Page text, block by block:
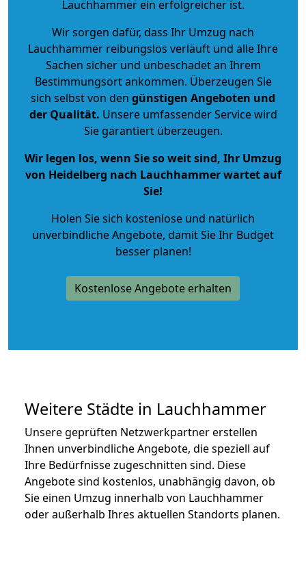
Lauchhammer ein erfolgreicher ist.
Wir sorgen dafür, dass Ihr Umzug nach
Lauchhammer reibungslos verläuft und alle Ihre
Sachen sicher und unbeschadet an Ihrem
Bestimmungsort ankommen. Überzeugen Sie
sich selbst von den günstigen Angeboten und
der Qualität. Unsere umfassender Service wird
Sie garantiert überzeugen.
Wir legen los, wenn Sie so weit sind, Ihr Umzug
von Heidelberg nach Lauchhammer wartet auf
Sie!
Holen Sie sich kostenlose und natürlich
unverbindliche Angebote, damit Sie Ihr Budget
besser planen!
Kostenlose Angebote erhalten
Weitere Städte in Lauchhammer
Unsere geprüften Netzwerkpartner erstellen
Ihnen unverbindliche Angebote, die speziell auf
Ihre Bedürfnisse zugeschnitten sind. Diese
Angebote sind kostenlos, unabhängig davon, ob
Sie einen Umzug innerhalb von Lauchhammer
oder außerhalb Ihres aktuellen Standorts planen.